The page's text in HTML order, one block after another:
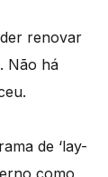
renovar
Não há
de ‘lay-